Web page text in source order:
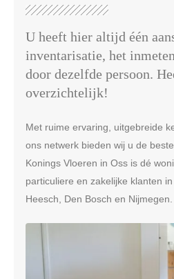
U heeft hier altijd één
inventarisatie, het
door dezelfde persoon.
overzichtelijk!
Met ruime ervaring, uitgebreide
ons netwerk bieden wij u de
Konings Vloeren in Oss is dé
particuliere en zakelijke klanten
Heesch, Den Bosch en Nijmegen.